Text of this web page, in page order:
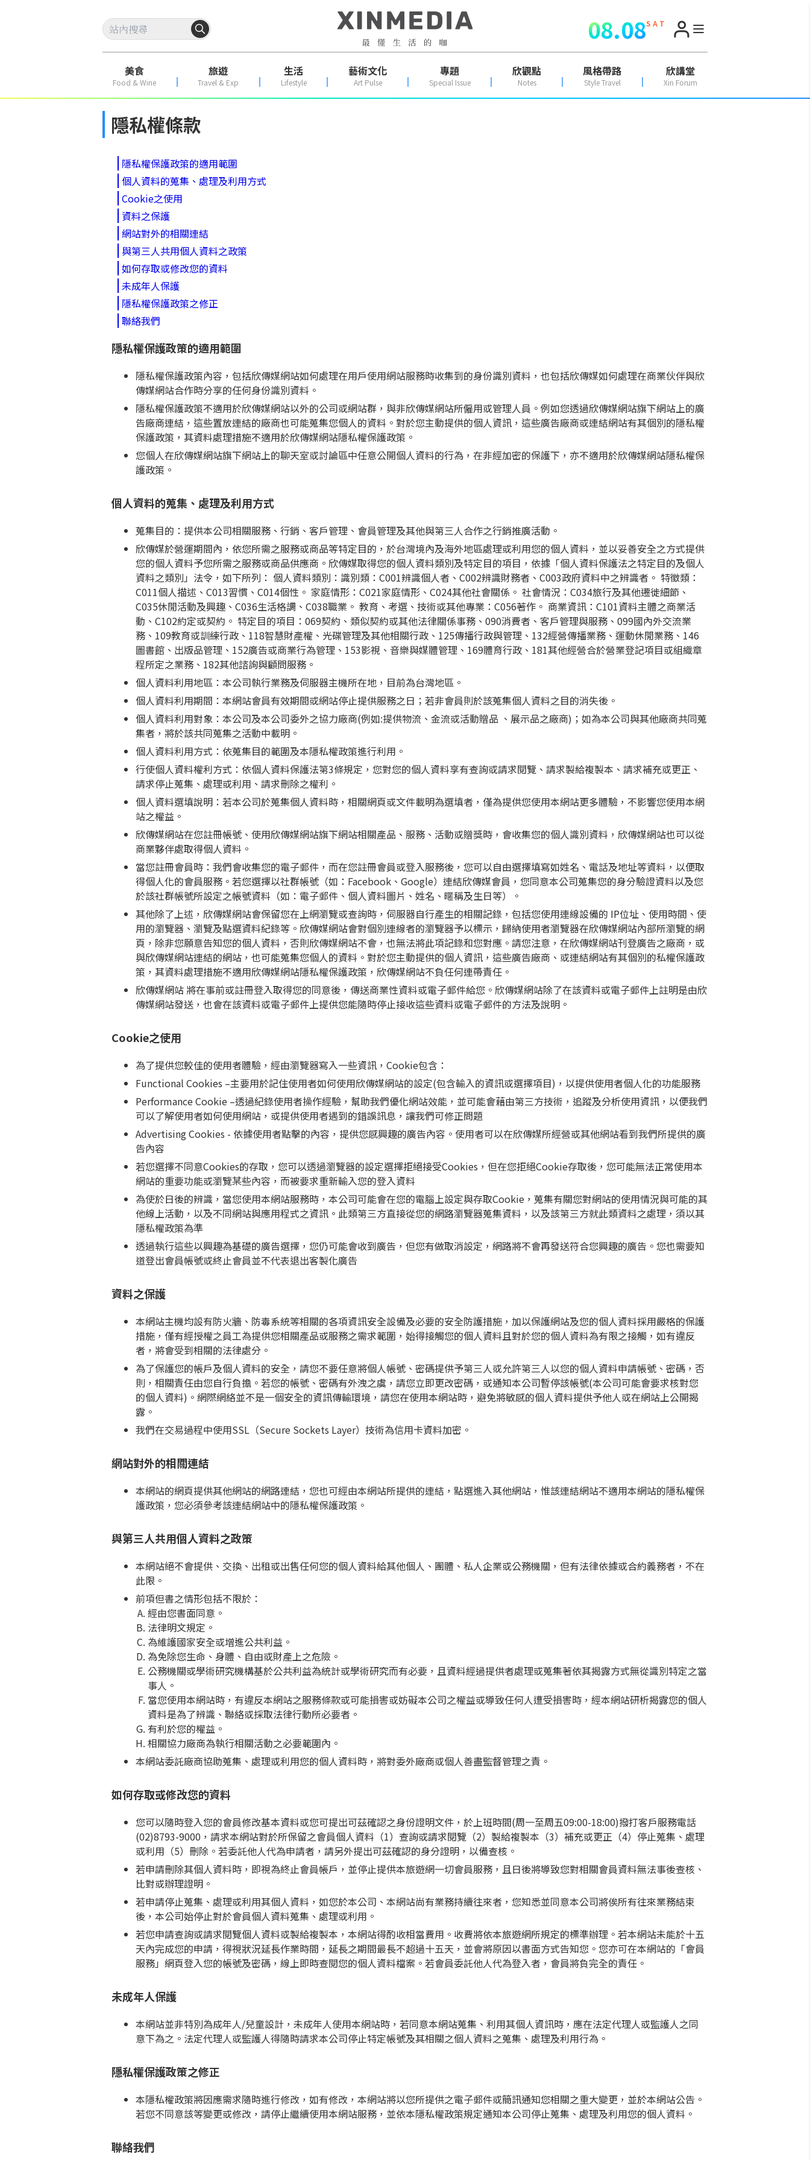
08.08S A T
美食
Food & Wine
旅遊
Travel & Exp
生活
Lifestyle
藝術文化
Art Pulse
專題
Special Issue
欣觀點
Notes
風格帶路
Style Travel
欣講堂
Xin Forum
隱私權條款
隱私權保護政策的適用範圍
個人資料的蒐集、處理及利用方式
Cookie之使用
資料之保護
網站對外的相關連結
與第三人共用個人資料之政策
如何存取或修改您的資料
未成年人保護
隱私權保護政策之修正
聯絡我們
隱私權保護政策的適用範圍
隱私權保護政策內容，包括欣傳媒網站如何處理在用戶使用網站服務時收集到的身份識別資料，也包括欣傳媒如何處理在商業伙伴與欣
傳媒網站合作時分享的任何身份識別資料。
隱私權保護政策不適用於欣傳媒網站以外的公司或網站群，與非欣傳媒網站所僱用或管理人員。例如您透過欣傳媒網站旗下網站上的廣
告廠商連結，這些置放連結的廠商也可能蒐集您個人的資料。對於您主動提供的個人資訊，這些廣告廠商或連結網站有其個別的隱私權
保護政策，其資料處理措施不適用於欣傳媒網站隱私權保護政策。
您個人在欣傳媒網站旗下網站上的聊天室或討論區中任意公開個人資料的行為，在非經加密的保護下，亦不適用於欣傳媒網站隱私權保
護政策。
個人資料的蒐集、處理及利用方式
蒐集目的：提供本公司相關服務、行銷、客戶管理、會員管理及其他與第三人合作之行銷推廣活動。
欣傳媒於營運期間內，依您所需之服務或商品等特定目的，於台灣境內及海外地區處理或利用您的個人資料，並以妥善安全之方式提供
您的個人資料予您所需之服務或商品供應商。欣傳媒取得您的個人資料類別及特定目的項目，依據「個人資料保護法之特定目的及個人
資料之類別」法令，如下所列： 個人資料類別：識別類：C001辨識個人者、C002辨識財務者、C003政府資料中之辨識者。 特徵類：
C011個人描述、C013習慣、C014個性。 家庭情形：C021家庭情形、C024其他社會關係。 社會情況：C034旅行及其他遷徙細節、
C035休閒活動及興趣、C036生活格調、C038職業。 教育、考選、技術或其他專業：C056著作。 商業資訊：C101資料主體之商業活
動、C102約定或契約。 特定目的項目：069契約、類似契約或其他法律關係事務、090消費者、客戶管理與服務、099國內外交流業
務、109教育或訓練行政、118智慧財產權、光碟管理及其他相關行政、125傳播行政與管理、132經營傳播業務、運動休閒業務、146
圖書館、出版品管理、152廣告或商業行為管理、153影視、音樂與媒體管理、169體育行政、181其他經營合於營業登記項目或組織章
程所定之業務、182其他諮詢與顧問服務。
個人資料利用地區：本公司執行業務及伺服器主機所在地，目前為台灣地區。
個人資料利用期間：本網站會員有效期間或網站停止提供服務之日；若非會員則於該蒐集個人資料之目的消失後。
個人資料利用對象：本公司及本公司委外之協力廠商(例如:提供物流、金流或活動贈品 、展示品之廠商)；如為本公司與其他廠商共同蒐
集者，將於該共同蒐集之活動中載明。
個人資料利用方式：依蒐集目的範圍及本隱私權政策進行利用。
行使個人資料權利方式：依個人資料保護法第3條規定，您對您的個人資料享有查詢或請求閱覽、請求製給複製本、請求補充或更正、
請求停止蒐集、處理或利用、請求刪除之權利。
個人資料選填說明：若本公司於蒐集個人資料時，相關網頁或文件載明為選填者，僅為提供您使用本網站更多體驗，不影響您使用本網
站之權益。
欣傳媒網站在您註冊帳號、使用欣傳媒網站旗下網站相關產品、服務、活動或贈獎時，會收集您的個人識別資料，欣傳媒網站也可以從
商業夥伴處取得個人資料。
當您註冊會員時：我們會收集您的電子郵件，而在您註冊會員或登入服務後，您可以自由選擇填寫如姓名、電話及地址等資料，以便取
得個人化的會員服務。若您選擇以社群帳號（如：Facebook、Google）連結欣傳媒會員，您同意本公司蒐集您的身分驗證資料以及您
於該社群帳號所設定之帳號資料（如：電子郵件、個人資料圖片、姓名、暱稱及生日等）。
其他除了上述，欣傳媒網站會保留您在上網瀏覽或查詢時，伺服器自行產生的相關記錄，包括您使用連線設備的 IP位址、使用時間、使
用的瀏覽器、瀏覽及點選資料紀錄等。欣傳媒網站會對個別連線者的瀏覽器予以標示，歸納使用者瀏覽器在欣傳媒網站內部所瀏覽的網
頁，除非您願意告知您的個人資料，否則欣傳媒網站不會，也無法將此項記錄和您對應。請您注意，在欣傳媒網站刊登廣告之廠商，或
與欣傳媒網站連結的網站，也可能蒐集您個人的資料。對於您主動提供的個人資訊，這些廣告廠商、或連結網站有其個別的私權保護政
策，其資料處理措施不適用欣傳媒網站隱私權保護政策，欣傳媒網站不負任何連帶責任。
欣傳媒網站 將在事前或註冊登入取得您的同意後，傳送商業性資料或電子郵件給您。欣傳媒網站除了在該資料或電子郵件上註明是由欣
傳媒網站發送，也會在該資料或電子郵件上提供您能隨時停止接收這些資料或電子郵件的方法及說明。
Cookie之使用
為了提供您較佳的使用者體驗，經由瀏覽器寫入一些資訊，Cookie包含：
Functional Cookies –主要用於記住使用者如何使用欣傳媒網站的設定(包含輸入的資訊或選擇項目)，以提供使用者個人化的功能服務
Performance Cookie –透過紀錄使用者操作經驗，幫助我們優化網站效能，並可能會藉由第三方技術，追蹤及分析使用資訊，以便我們
可以了解使用者如何使用網站，或提供使用者遇到的錯誤訊息，讓我們可修正問題
Advertising Cookies - 依據使用者點擊的內容，提供您感興趣的廣告內容。使用者可以在欣傳媒所經營或其他網站看到我們所提供的廣
告內容
若您選擇不同意Cookies的存取，您可以透過瀏覽器的設定選擇拒絕接受Cookies，但在您拒絕Cookie存取後，您可能無法正常使用本
網站的重要功能或瀏覽某些內容，而被要求重新輸入您的登入資料
為使於日後的辨識，當您使用本網站服務時，本公司可能會在您的電腦上設定與存取Cookie，蒐集有關您對網站的使用情況與可能的其
他線上活動，以及不同網站與應用程式之資訊。此類第三方直接從您的網路瀏覽器蒐集資料，以及該第三方就此類資料之處理，須以其
隱私權政策為準
透過執行這些以興趣為基礎的廣告選擇，您仍可能會收到廣告，但您有做取消設定，網路將不會再發送符合您興趣的廣告。您也需要知
道登出會員帳號或終止會員並不代表退出客製化廣告
資料之保護
本網站主機均設有防火牆、防毒系統等相關的各項資訊安全設備及必要的安全防護措施，加以保護網站及您的個人資料採用嚴格的保護
措施，僅有經授權之員工為提供您相關產品或服務之需求範圍，始得接觸您的個人資料且對於您的個人資料為有限之接觸，如有違反
者，將會受到相關的法律處分。
為了保護您的帳戶及個人資料的安全，請您不要任意將個人帳號、密碼提供予第三人或允許第三人以您的個人資料申請帳號、密碼，否
則，相關責任由您自行負擔。若您的帳號、密碼有外洩之虞，請您立即更改密碼，或通知本公司暫停該帳號(本公司可能會要求核對您
的個人資料)。網際網絡並不是一個安全的資訊傳輸環境，請您在使用本網站時，避免將敏感的個人資料提供予他人或在網站上公開揭
露。
我們在交易過程中使用SSL（Secure Sockets Layer）技術為信用卡資料加密。
網站對外的相關連結
本網站的網頁提供其他網站的網路連結，您也可經由本網站所提供的連結，點選進入其他網站，惟該連結網站不適用本網站的隱私權保
護政策，您必須參考該連結網站中的隱私權保護政策。
與第三人共用個人資料之政策
本網站絕不會提供、交換、出租或出售任何您的個人資料給其他個人、團體、私人企業或公務機關，但有法律依據或合約義務者，不在
此限。
前項但書之情形包括不限於：
經由您書面同意。
法律明文規定。
為維護國家安全或增進公共利益。
為免除您生命、身體、自由或財產上之危險。
公務機關或學術研究機構基於公共利益為統計或學術研究而有必要，且資料經過提供者處理或蒐集著依其揭露方式無從識別特定之當
事人。
當您使用本網站時，有違反本網站之服務條款或可能損害或妨礙本公司之權益或導致任何人遭受損害時，經本網站研析揭露您的個人
資料是為了辨識、聯絡或採取法律行動所必要者。
有利於您的權益。
相關協力廠商為執行相關活動之必要範圍內。
本網站委託廠商協助蒐集、處理或利用您的個人資料時，將對委外廠商或個人善盡監督管理之責。
如何存取或修改您的資料
您可以隨時登入您的會員修改基本資料或您可提出可茲確認之身份證明文件，於上班時間(周一至周五09:00-18:00)撥打客戶服務電話
(02)8793-9000，請求本網站對於所保留之會員個人資料（1）查詢或請求閱覽（2）製給複製本（3）補充或更正（4）停止蒐集、處理
或利用（5）刪除。若委託他人代為申請者，請另外提出可茲確認的身分證明，以備查核。
若申請刪除其個人資料時，即視為終止會員帳戶，並停止提供本旅遊網一切會員服務，且日後將導致您對相關會員資料無法事後查核、
比對或辦理證明。
若申請停止蒐集、處理或利用其個人資料，如您於本公司、本網站尚有業務持續往來者，您知悉並同意本公司將俟所有往來業務結束
後，本公司始停止對於會員個人資料蒐集、處理或利用。
若您申請查詢或請求閱覽個人資料或製給複製本，本網站得酌收相當費用。收費將依本旅遊網所規定的標準辦理。若本網站未能於十五
天內完成您的申請，得視狀況延長作業時間，延長之期間最長不超過十五天，並會將原因以書面方式告知您。您亦可在本網站的「會員
服務」網頁登入您的帳號及密碼，線上即時查閱您的個人資料檔案。若會員委託他人代為登入者，會員將負完全的責任。
未成年人保護
本網站並非特別為成年人/兒童設計，未成年人使用本網站時，若同意本網站蒐集、利用其個人資訊時，應在法定代理人或監護人之同
意下為之。法定代理人或監護人得隨時請求本公司停止特定帳號及其相關之個人資料之蒐集、處理及利用行為。
隱私權保護政策之修正
本隱私權政策將因應需求隨時進行修改，如有修改，本網站將以您所提供之電子郵件或簡訊通知您相關之重大變更，並於本網站公告。
若您不同意該等變更或修改，請停止繼續使用本網站服務，並依本隱私權政策規定通知本公司停止蒐集、處理及利用您的個人資料。
聯絡我們